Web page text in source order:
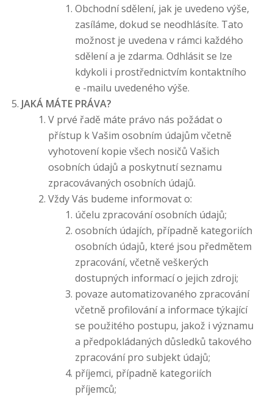
Obchodní sdělení, jak je uvedeno výše,
zasíláme, dokud se neodhlásíte. Tato
možnost je uvedena v rámci každého
sdělení a je zdarma. Odhlásit se lze
kdykoli i prostřednictvím kontaktního
e -mailu uvedeného výše.
JAKÁ MÁTE PRÁVA?
V prvé řadě máte právo nás požádat o
přístup k Vašim osobním údajům včetně
vyhotovení kopie všech nosičů Vašich
osobních údajů a poskytnutí seznamu
zpracovávaných osobních údajů.
Vždy Vás budeme informovat o:
účelu zpracování osobních údajů;
osobních údajích, případně kategoriích
osobních údajů, které jsou předmětem
zpracování, včetně veškerých
dostupných informací o jejich zdroji;
povaze automatizovaného zpracování
včetně profilování a informace týkající
se použitého postupu, jakož i významu
a předpokládaných důsledků takového
zpracování pro subjekt údajů;
příjemci, případně kategoriích
příjemců;